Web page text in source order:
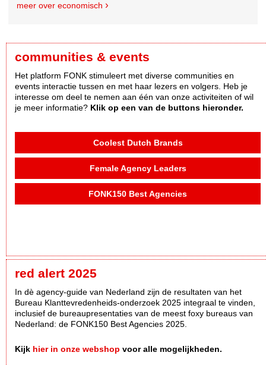
meer over economisch
communities & events
Het platform FONK stimuleert met diverse communities en
events interactie tussen en met haar lezers en volgers. Heb je
interesse om deel te nemen aan één van onze activiteiten of wil
je meer informatie? Klik op een van de buttons hieronder.
Coolest Dutch Brands
Female Agency Leaders
FONK150 Best Agencies
red alert 2025
In dè agency-guide van Nederland zijn de resultaten van het
Bureau Klanttevredenheids-onderzoek 2025 integraal te vinden,
inclusief de bureaupresentaties van de meest foxy bureaus van
Nederland: de FONK150 Best Agencies 2025.
Kijk hier in onze webshop voor alle mogelijkheden.